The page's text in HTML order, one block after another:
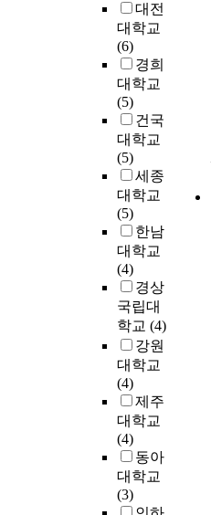
대전
대학교
(6)
경희
대학교
(5)
건국
대학교
(5)
세종
대학교
(5)
한남
대학교
(4)
경상
국립대
학교 (4)
강원
대학교
(4)
제주
대학교
(4)
동아
대학교
(3)